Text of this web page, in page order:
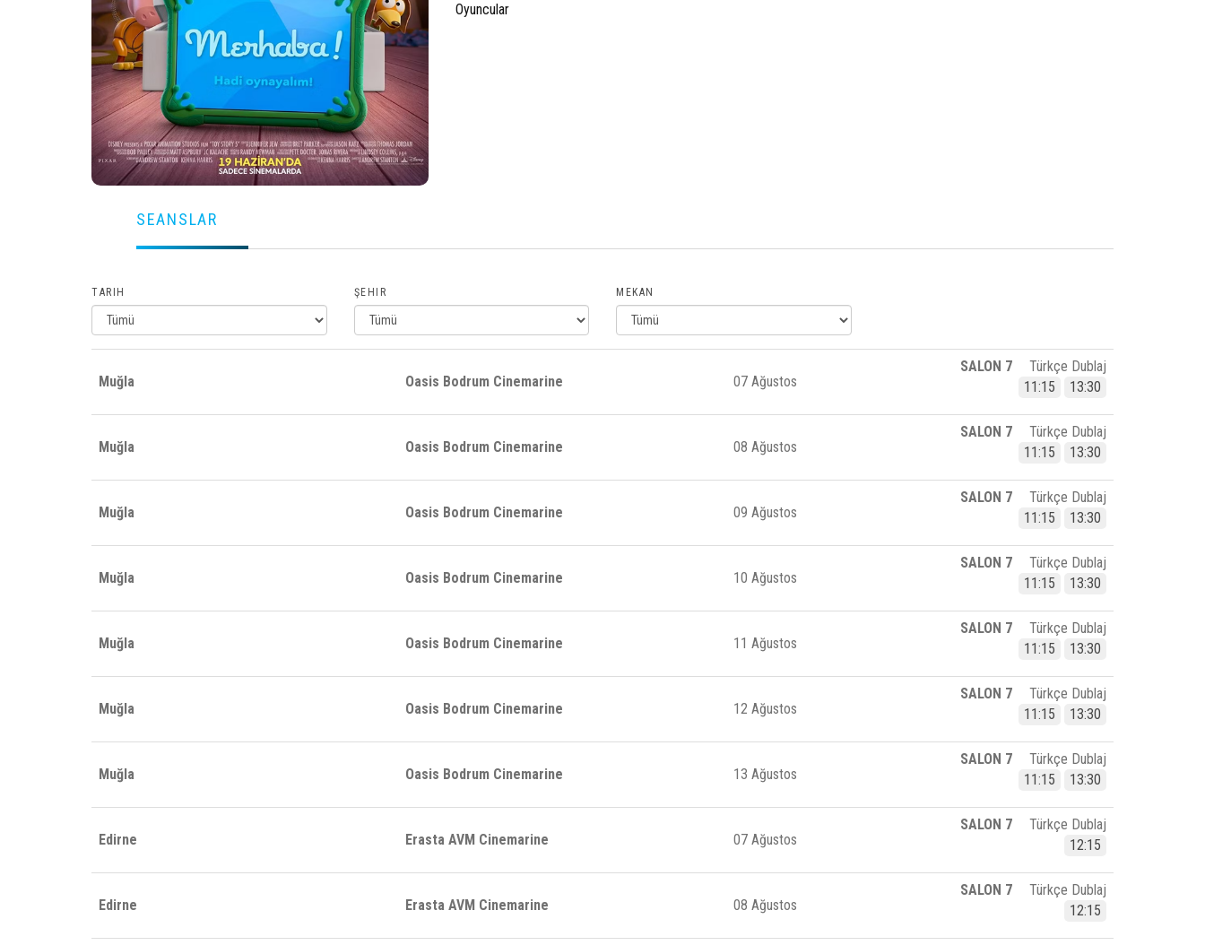
Oyuncular
SEANSLAR
TARIH ŞEHIR MEKAN
Muğla Oasis Bodrum Cinemarine 07 Ağustos
SALON 7
Türkçe Dublaj
11:15
13:30
Muğla Oasis Bodrum Cinemarine 08 Ağustos
SALON 7
Türkçe Dublaj
11:15
13:30
Muğla Oasis Bodrum Cinemarine 09 Ağustos
SALON 7
Türkçe Dublaj
11:15
13:30
Muğla Oasis Bodrum Cinemarine 10 Ağustos
SALON 7
Türkçe Dublaj
11:15
13:30
Muğla Oasis Bodrum Cinemarine 11 Ağustos
SALON 7
Türkçe Dublaj
11:15
13:30
Muğla Oasis Bodrum Cinemarine 12 Ağustos
SALON 7
Türkçe Dublaj
11:15
13:30
Muğla Oasis Bodrum Cinemarine 13 Ağustos
SALON 7
Türkçe Dublaj
11:15
13:30
Edirne Erasta AVM Cinemarine 07 Ağustos
SALON 7
Türkçe Dublaj
12:15
Edirne Erasta AVM Cinemarine 08 Ağustos
SALON 7
Türkçe Dublaj
12:15